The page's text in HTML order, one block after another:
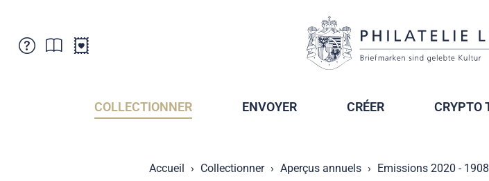
Points de vente
Sociétés de collectionneurs
Abonnement
Archives des timbrage
COLLECTIONNER ENVOYER CRÉER CRYPTO
Accueil Collectionner Aperçus annuels Emissions 2020 - 1908